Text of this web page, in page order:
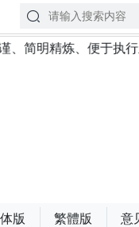
、便于执行且具有长
版 繁體版 意